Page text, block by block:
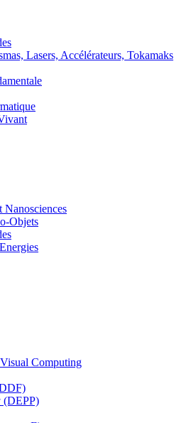
Lasers, Accélérateurs, Tokamaks
Objets
Computing
(DEPP)